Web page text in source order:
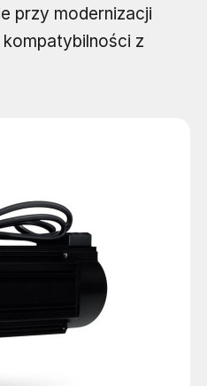
przy modernizacji
z